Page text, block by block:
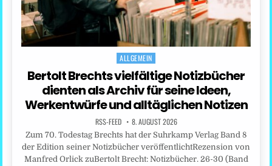
Posted
in
ALLGEMEIN
Bertolt Brechts vielfältige Notizbücher
dienten als Archiv für seine Ideen,
Werkentwürfe und alltäglichen Notizen
RSS-FEED 8. AUGUST 2026
Zum 70. Todestag Brechts hat der Suhrkamp Verlag Band 8
der Edition seiner Notizbücher veröffentlichtRezension von
Manfred Orlick zuBertolt Brecht: Notizbücher. 26-30 (Band